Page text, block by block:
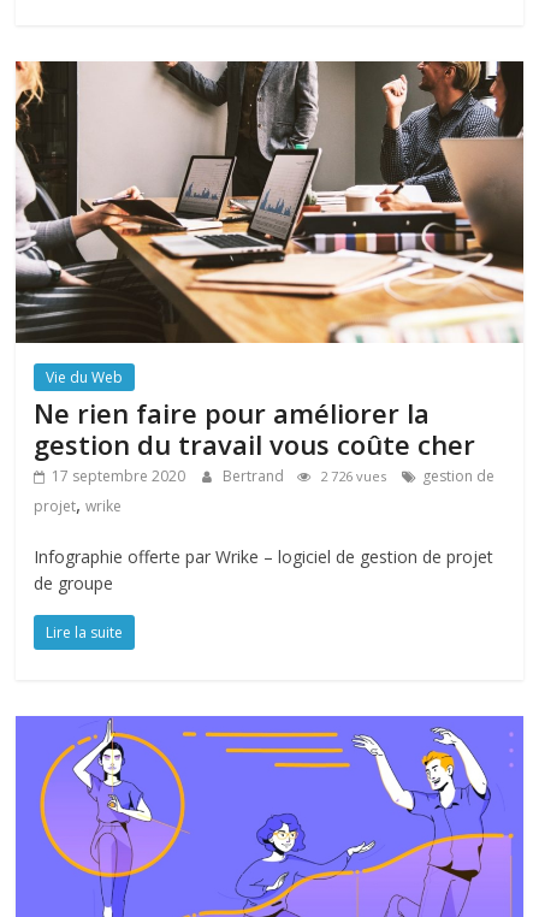
Vie du Web
Ne rien faire pour améliorer la
gestion du travail vous coûte cher
17 septembre 2020 Bertrand 2 726 vues
gestion de
projet,wrike
Infographie offerte par Wrike – logiciel de gestion de projet
de groupe
Lire la suite